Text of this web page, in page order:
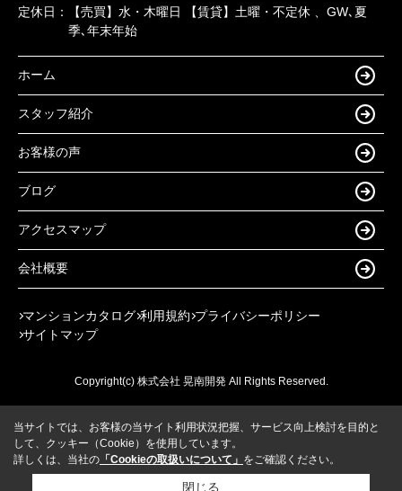
定休日：
【売買】水・木曜日 【賃貸】土曜・不定休 、GW､夏
季､年末年始
ホーム
スタッフ紹介
お客様の声
ブログ
アクセスマップ
会社概要
マンションカタログ 利用規約 プライバシーポリシー
サイトマップ
Copyright(c) 株式会社 晃南開発 All Rights Reserved.
当サイトでは、お客様の当サイト利用状況把握、サービス向上検討を目的と
して、クッキー（Cookie）を使用しています。
詳しくは、当社の 「Cookieの取扱いについて」 をご確認ください。
閉じる